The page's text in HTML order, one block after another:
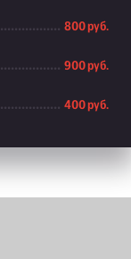
800 руб.
900 руб.
400 руб.